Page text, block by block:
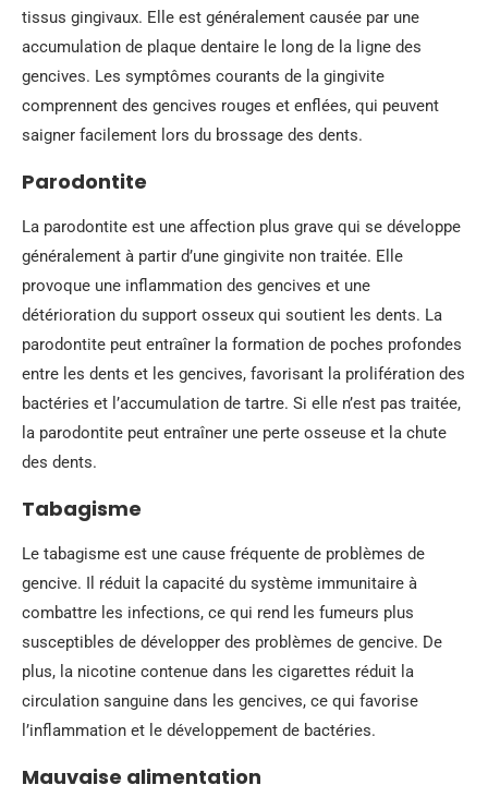
tissus gingivaux. Elle est généralement causée par une
accumulation de plaque dentaire le long de la ligne des
gencives. Les symptômes courants de la gingivite
comprennent des gencives rouges et enflées, qui peuvent
saigner facilement lors du brossage des dents.
Parodontite
La parodontite est une affection plus grave qui se développe
généralement à partir d’une gingivite non traitée. Elle
provoque une inflammation des gencives et une
détérioration du support osseux qui soutient les dents. La
parodontite peut entraîner la formation de poches profondes
entre les dents et les gencives, favorisant la prolifération des
bactéries et l’accumulation de tartre. Si elle n’est pas traitée,
la parodontite peut entraîner une perte osseuse et la chute
des dents.
Tabagisme
Le tabagisme est une cause fréquente de problèmes de
gencive. Il réduit la capacité du système immunitaire à
combattre les infections, ce qui rend les fumeurs plus
susceptibles de développer des problèmes de gencive. De
plus, la nicotine contenue dans les cigarettes réduit la
circulation sanguine dans les gencives, ce qui favorise
l’inflammation et le développement de bactéries.
Mauvaise alimentation